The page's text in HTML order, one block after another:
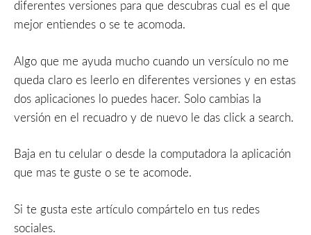
diferentes versiones para que descubras cual es el que
mejor entiendes o se te acomoda.
Algo que me ayuda mucho cuando un versículo no me
queda claro es leerlo en diferentes versiones y en estas
dos aplicaciones lo puedes hacer. Solo cambias la
versión en el recuadro y de nuevo le das click a search.
Baja en tu celular o desde la computadora la aplicación
que mas te guste o se te acomode.
Si te gusta este artículo compártelo en tus redes
sociales.